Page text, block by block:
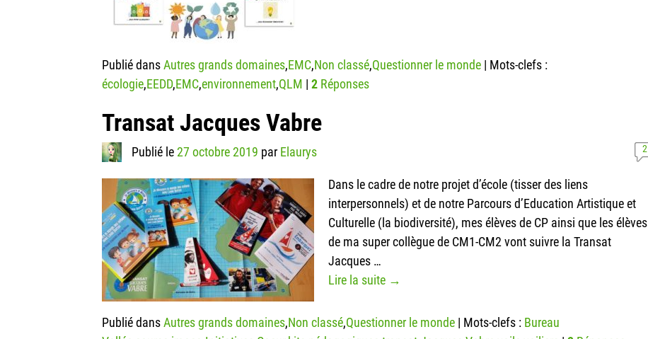
Publié dansAutres grands domaines,EMC,Non classé,Questionner le monde | Mots-clefs :
écologie,EEDD,EMC,environnement,QLM | 2 Réponses
Transat Jacques Vabre
Publié le 27 octobre 2019 par Elaurys 2
Dans le cadre de notre projet d’école (tisser des liens
interpersonnels) et de notre Parcours d’Education Artistique et
Culturelle (la biodiversité), mes élèves de CP ainsi que les élèves
de ma super collègue de CM1-CM2 vont suivre la Transat
Jacques …
Lire la suite →
Publié dansAutres grands domaines,Non classé,Questionner le monde | Mots-clefs : Bureau